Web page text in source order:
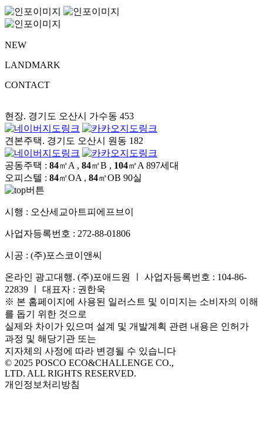
NEW
LANDMARK
CONTACT
현장. 경기도 오산시 가수동 453
견본주택. 경기도 오산시 원동 182
공동주택 : 84㎡A , 84㎡B , 104㎡A897세대
오피스텔 : 84㎡OA , 84㎡OB 90실
시행 : 오산세교아트피에프브이
사업자등록번호 : 272-88-01806
시공 : (주)포스코이앤씨
온라인 광고대행. (주)포애드원 ㅣ 사업자등록번호 : 104-86-
22839 ㅣ 대표자 : 권한욱
※ 본 홈페이지에 사용된 일러스트 및 이미지는 소비자의 이해
를 돕기 위한 것으로
실제와 차이가 있으며 설계 및 개발계획 관련 내용은 인허가
과정 및 해당기관 또는
지자체의 사정에 따라 변경될 수 있습니다
© 2025 POSCO ECO&CHALLENGE CO.,
LTD. ALL RIGHTS RESERVED.
개인정보처리방침